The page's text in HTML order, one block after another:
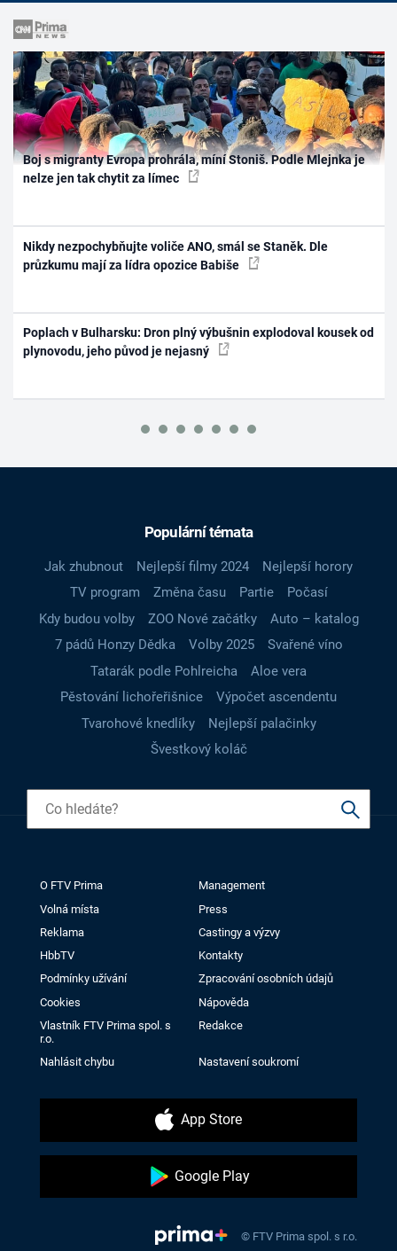
Boj s migranty Evropa prohrála, míní Stoniš. Podle Mlejnka je
nelze jen tak chytit za límec
Nikdy nezpochybňujte voliče ANO, smál se Staněk. Dle
průzkumu mají za lídra opozice Babiše
Poplach v Bulharsku: Dron plný výbušnin explodoval kousek od
plynovodu, jeho původ je nejasný
Populární témata
Jak zhubnout Nejlepší filmy 2024
Nejlepší horory
TV program
Změna času Partie
Počasí
Kdy budou volby
ZOO Nové začátky
Auto – katalog
7 pádů Honzy Dědka
Volby 2025
Svařené víno
Tatarák podle Pohlreicha
Aloe vera
Pěstování lichořeřišnice
Výpočet ascendentu
Tvarohové knedlíky
Nejlepší palačinky
Švestkový koláč
O FTV Prima
Management
Volná místa
Press
Reklama
Castingy a výzvy
HbbTV
Kontakty
Podmínky užívání
Zpracování osobních údajů
Cookies
Nápověda
Vlastník FTV Prima spol. s
r.o.
Redakce
Nahlásit chybu Nastavení soukromí
App Store
Google Play
© FTV Prima spol. s r.o.